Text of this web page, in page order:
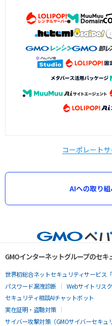
コーポレートサ
AIへの取り
GMOインターネットグループのセ
世界初総合ネットセキュリティサービス「
パスワード漏洩診断
Webサイトリス
セキュリティ相談AIチャットボット
実在証明・盗聴対策
サイバー攻撃対策（GMOサイバーセキュ